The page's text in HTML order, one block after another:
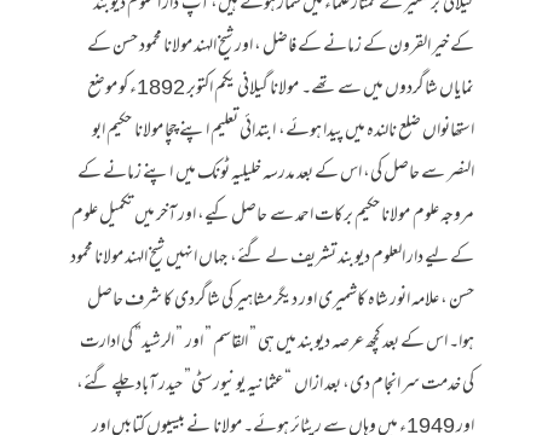
کے خیر القرون کے زمانے کے فاضل ، اور شیخ الہند مولانا محمود حسن کے
نمایاں شاگردوں میں سے تھے۔ مولانا گیلانی یکم اکتوبر 1892ء کو موضع
استھانواں ضلع نالندہ میں پیدا ہوئے، ابتدائی تعلیم اپنے چچا مولانا حکیم ابو
النصر سے حاصل کی، اس کے بعد مدرسہ خلیلیہ ٹونک میں اپنے زمانے کے
مروجہ علوم مولانا حکیم برکات احمد سے حاصل کیے، اور آخر میں تکمیل علوم
کے لیے دار العلوم دیوبند تشریف لے گئے، جہاں انہیں شیخ الہند مولانا محمود
حسن ، علامہ انور شاہ کاشمیری اور دیگر مشاہیر کی شاگردی کا شرف حاصل
ہوا۔ اس کے بعد کچھ عرصہ دیوبند میں ہی ” القاسم ” اور ” الرشید” کی ادارت
کی خدمت سر انجام دی، بعد ازاں “عثمانیہ یونیورسٹی” حیدر آباد چلے گئے،